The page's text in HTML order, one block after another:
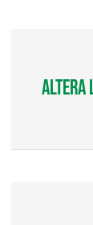
Altera